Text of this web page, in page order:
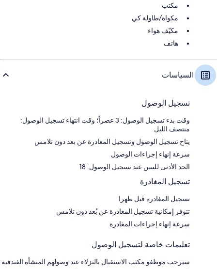
مكتب
مكواة/طاولة كي
مكيّف هواء
هاتف
السياسات
تسجيل الوصول
وقت بدء تسجيل الوصول: 3 عصراً؛ وقت انتهاء تسجيل الوصول:
منتصف الليل
يتاح تسجيل الوصول وتسجيل المغادرة عن بعد دون تلامس
سرعة إنهاء إجراءات الوصول
الحد الأدنى للسن عند تسجيل الوصول: 18
تسجيل المغادرة
تسجيل المغادرة قبل ظهرا
تتوفر إمكانية تسجيل المغادرة عن بُعد دون تلامس
سرعة إنهاء إجراءات المغادرة
تعليمات خاصة لتسجيل الوصول
سيرحب موظفو مكتب الاستقبال بالنزلاء عند وصولهم المنشأة الفندقية